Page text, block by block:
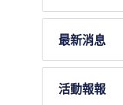
最新消息
活動報報